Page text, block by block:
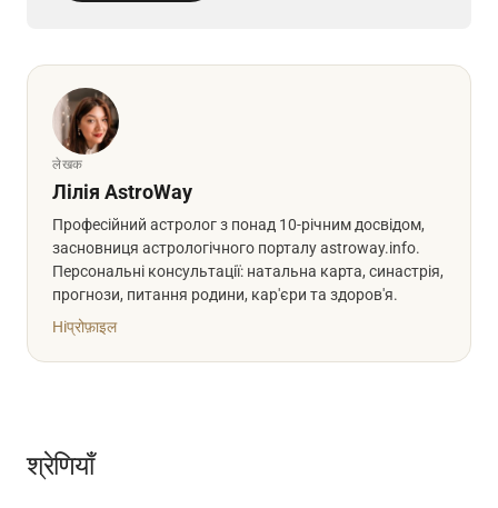
लेखक
Лілія AstroWay
Професійний астролог з понад 10-річним досвідом,
засновниця астрологічного порталу astroway.info.
Персональні консультації: натальна карта, синастрія,
прогнози, питання родини, кар'єри та здоров'я.
Hiप्रोफ़ाइल
श्रेणियाँ